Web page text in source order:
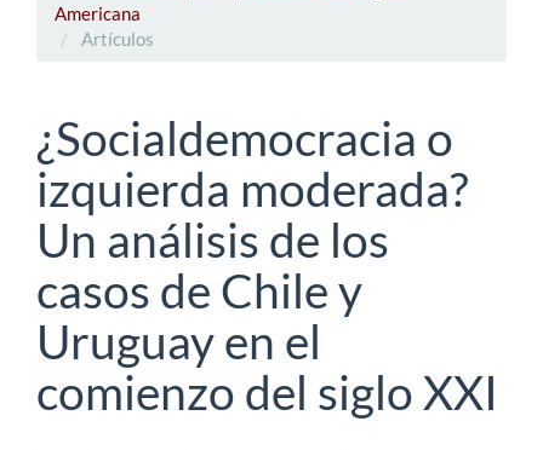
Americana
Artículos
¿Socialdemocracia o
izquierda moderada?
Un análisis de los
casos de Chile y
Uruguay en el
comienzo del siglo XXI